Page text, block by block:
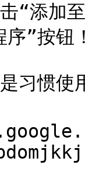
“添加
序”按钮